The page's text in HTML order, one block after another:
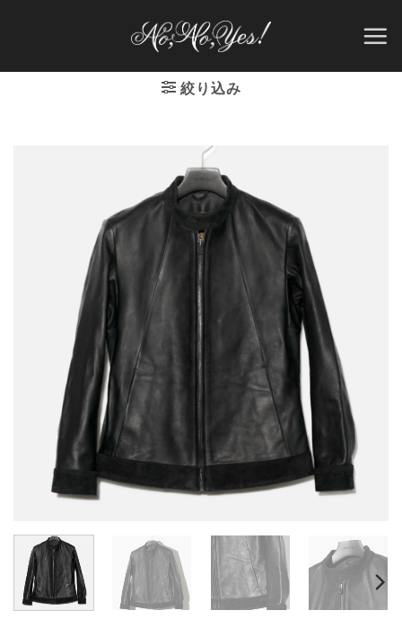
絞り込み